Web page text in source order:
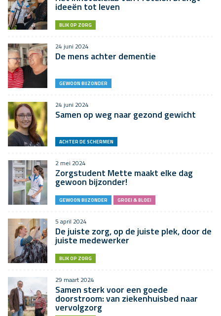
ideeën tot leven
BLIK OP ZORG
24 juni 2024
De mens achter dementie
GEWOON BIJZONDER
24 juni 2024
Samen op weg naar gezond gewicht
ACHTER DE SCHERMEN
2 mei 2024
Zorgstudent Mette maakt elke dag
gewoon bijzonder!
GEWOON BIJZONDER GROEI & BLOEI
5 april 2024
De juiste zorg, op de juiste plek, door de
juiste medewerker
BLIK OP ZORG
29 maart 2024
Samen sterk voor een goede
doorstroom: van ziekenhuisbed naar
vervolgzorg